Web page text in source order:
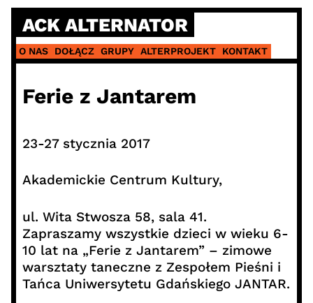
Skip
content
ACK ALTERNATOR
O NAS DOŁĄCZ GRUPY ALTERPROJEKT KONTAKT
Ferie z Jantarem
23-27 stycznia 2017
Akademickie Centrum Kultury,
ul. Wita Stwosza 58, sala 41.
Zapraszamy wszystkie dzieci w wieku 6-
10 lat na „Ferie z Jantarem” – zimowe
warsztaty taneczne z Zespołem Pieśni i
Tańca Uniwersytetu Gdańskiego JANTAR.